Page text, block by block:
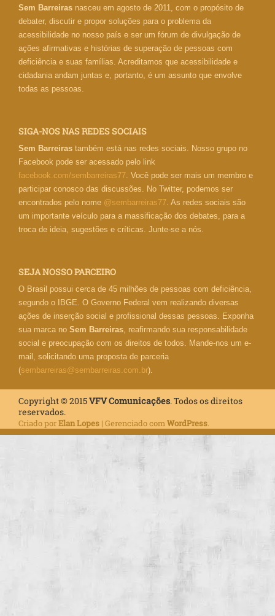
Sem Barreiras nasceu em agosto de 2011, com o propósito de
debater, discutir e propor soluções para o problema da
acessibilidade no nosso país e ser um fórum de divulgação de
ações afirmativas e histórias de superação de pessoas com
deficiência e suas famílias. Acreditamos que acessibilidade e
cidadania andam juntas e, portanto, é um assunto que envolve
todas as pessoas.
SIGA-NOS NAS REDES SOCIAIS
Sem Barreiras também está nas redes sociais. Nosso grupo no
Facebook pode ser acessado pelo link
facebook.com/sembarreiras77 . Você pode ser mais um membro e
participar conosco das discussões. No Twitter, podemos ser
encontrados pelo nome @sembarreiras77 . As redes sociais são
um importante veículo para a massificação dos debates, para a
troca de ideia, sugestões e críticas. Junte-se a nós.
SEJA NOSSO PARCEIRO
O Brasil possui cerca de 45 milhões de pessoas com deficiência,
segundo o IBGE. O Governo Federal vem realizando diversas
ações de inserção social e profissional dessas pessoas. Exponha
sua marca no Sem Barreiras , reafirmando sua responsabilidade
social e preocupação com os direitos de todos. Mande-nos um e-
mail, solicitando uma proposta de parceria
(sembarreiras@sembarreiras.com.br).
Copyright © 2015VFV Comunicações. Todos os direitos
reservados.
Criado porElan Lopes | Gerenciado comWordPress.